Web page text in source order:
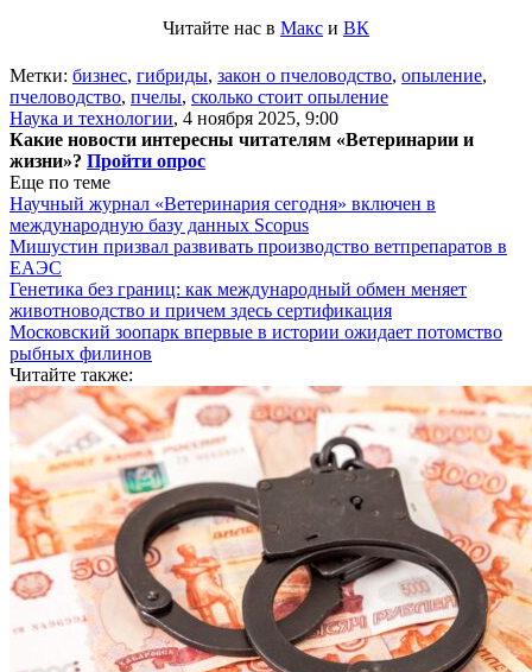
Читайте нас в Макс и ВК
Метки: бизнес, гибриды, закон о пчеловодство, опыление,
пчеловодство, пчелы, сколько стоит опыление
Наука и технологии, 4 ноября 2025, 9:00
Какие новости интересны читателям «Ветеринарии и
жизни»? Пройти опрос
Еще по теме
Научный журнал «Ветеринария сегодня» включен в
международную базу данных Scopus
Мишустин призвал развивать производство ветпрепаратов в
ЕАЭС
Генетика без границ: как международный обмен меняет
животноводство и причем здесь сертификация
Московский зоопарк впервые в истории ожидает потомство
рыбных филинов
Читайте также: